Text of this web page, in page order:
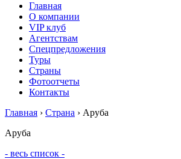
Главная
О компании
VIP клуб
Агентствам
Спецпредложения
Туры
Страны
Фотоотчеты
Контакты
Главная › Страна › Аруба
Аруба
- весь список -